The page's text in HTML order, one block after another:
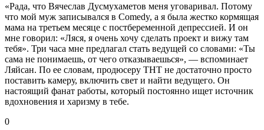
«Рада, что Вячеслав Дусмухаметов меня уговаривал. Потому
что мой муж записывался в Comedy, а я была жестко кормящая
мама на третьем месяце с постбеременной депрессией. И он
мне говорил: «Ляся, я очень хочу сделать проект и вижу там
тебя». Три часа мне предлагал стать ведущей со словами: «Ты
сама не понимаешь, от чего отказываешься», — вспоминает
Ляйсан. По ее словам, продюсеру ТНТ не достаточно просто
поставить камеру, включить свет и найти ведущего. Он
настоящий фанат работы, который постоянно ищет источник
вдохновения и харизму в тебе.
0